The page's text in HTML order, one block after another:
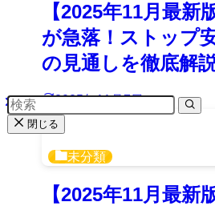
【2025年11月最新
が急落！ストップ
の見通しを徹底解
2025年11月7日
未分類
【2025年11月最新
閉じる